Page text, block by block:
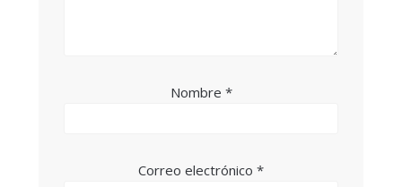
Nombre *
Correo electrónico *